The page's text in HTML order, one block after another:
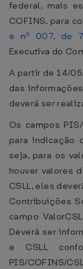
federal, mais
COFINS, para
e nº 007, de
Executiva do
A partir de 14/
das
deverá ser
Os campos
para indicação
seja, para os
houver valores
CSLL, eles
Contribuições
campo
Deverá ser
e CSLL
PIS/COFINS/